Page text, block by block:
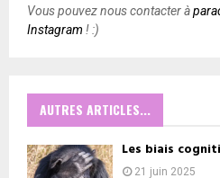
Vous pouvez nous contacter à
Instagram ! :)
AUTRES ARTICLES...
Les biais
21 juin 2025